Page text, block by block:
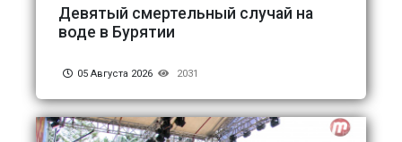
Девятый смертельный случай на
воде в Бурятии
05 Августа 2026 2031